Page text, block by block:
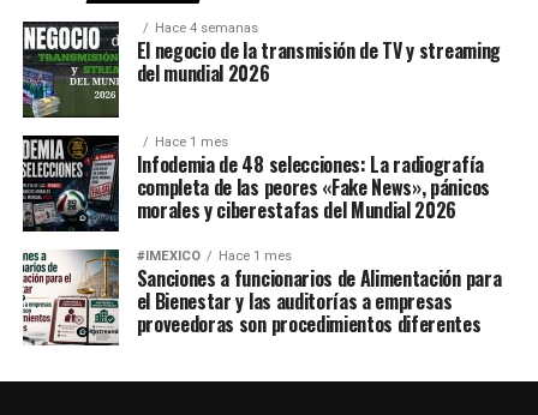
Hace 4 semanas
El negocio de la transmisión de TV y streaming
del mundial 2026
Hace 1 mes
Infodemia de 48 selecciones: La radiografía
completa de las peores «Fake News», pánicos
morales y ciberestafas del Mundial 2026
#IMEXICO Hace 1 mes
Sanciones a funcionarios de Alimentación para
el Bienestar y las auditorías a empresas
proveedoras son procedimientos diferentes